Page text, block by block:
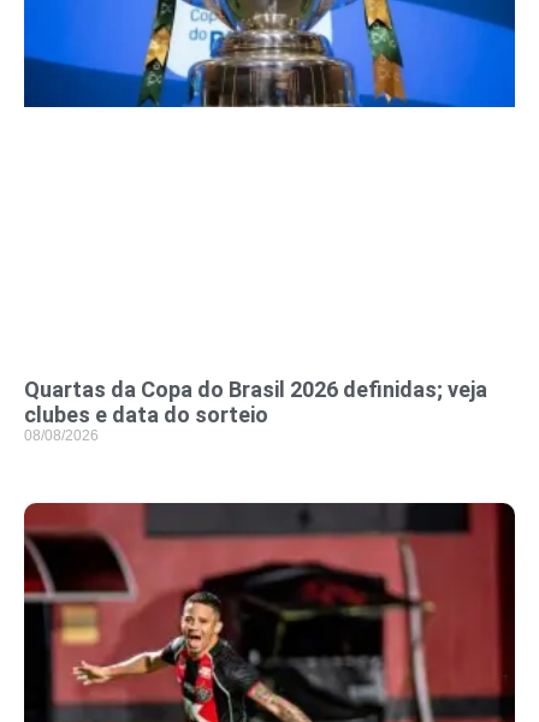
Quartas da Copa do Brasil 2026 definidas; veja
clubes e data do sorteio
08/08/2026